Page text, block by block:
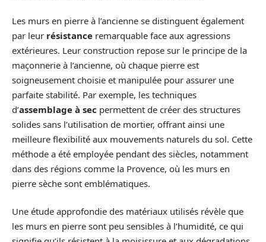
Les murs en pierre à l’ancienne se distinguent également
par leur résistance remarquable face aux agressions
extérieures. Leur construction repose sur le principe de la
maçonnerie à l’ancienne, où chaque pierre est
soigneusement choisie et manipulée pour assurer une
parfaite stabilité. Par exemple, les techniques
d’assemblage à sec permettent de créer des structures
solides sans l’utilisation de mortier, offrant ainsi une
meilleure flexibilité aux mouvements naturels du sol. Cette
méthode a été employée pendant des siècles, notamment
dans des régions comme la Provence, où les murs en
pierre sèche sont emblématiques.
Une étude approfondie des matériaux utilisés révèle que
les murs en pierre sont peu sensibles à l’humidité, ce qui